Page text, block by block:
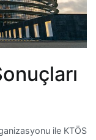
ile KTÖS